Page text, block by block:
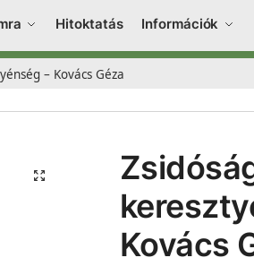
Hitoktatás Információk
– Kovács Géza
Kovács